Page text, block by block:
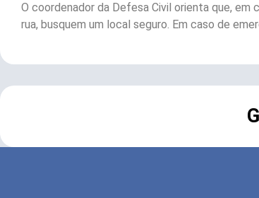
O coordenador da Defesa Civil orienta que, em
rua, busquem um local seguro. Em caso de